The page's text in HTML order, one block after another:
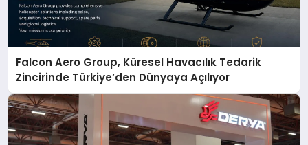
Falcon Aero Group, Küresel Havacılık Tedarik
Zincirinde Türkiye’den Dünyaya Açılıyor